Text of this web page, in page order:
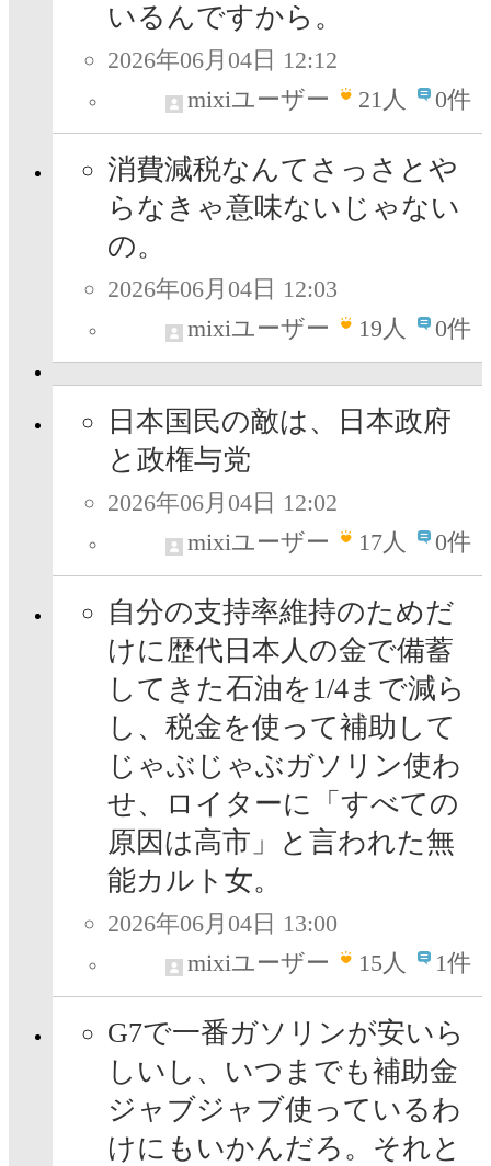
いるんですから。
2026年06月04日 12:12
mixiユーザー
21人 0件
消費減税なんてさっさとや
らなきゃ意味ないじゃない
の。
2026年06月04日 12:03
mixiユーザー
19人 0件
日本国民の敵は、日本政府
と政権与党
2026年06月04日 12:02
mixiユーザー
17人 0件
自分の支持率維持のためだ
けに歴代日本人の金で備蓄
してきた石油を1/4まで減ら
し、税金を使って補助して
じゃぶじゃぶガソリン使わ
せ、ロイターに「すべての
原因は高市」と言われた無
能カルト女。
2026年06月04日 13:00
mixiユーザー
15人 1件
G7で一番ガソリンが安いら
しいし、いつまでも補助金
ジャブジャブ使っているわ
けにもいかんだろ。それと